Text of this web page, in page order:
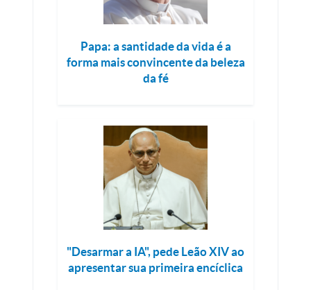
Papa: a santidade da vida é a
forma mais convincente da beleza
da fé
"Desarmar a IA", pede Leão XIV ao
apresentar sua primeira encíclica